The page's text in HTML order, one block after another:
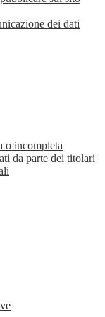
dei dati
o incompleta
da parte dei titolari